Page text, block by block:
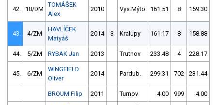
42. 10/DM
TOMÁŠEK
Alex
2010 Vys.Mýto 161.51 8 159.30
43. 4/ZM
HAVLÍČEK
Matyáš
2014 3 Kralupy 161.17 8 158.88
44. 5/ZM RYBAK Jan 2013 Trutnov 233.48 4 228.17
45. 6/ZM
WINGFIELD
Oliver
2014 Pardub. 299.31 702 231.44
BROUM Filip 2011 Turnov 4.00 999 4.00